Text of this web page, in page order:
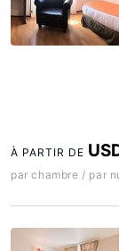
À PARTIR DE
par chambre / par